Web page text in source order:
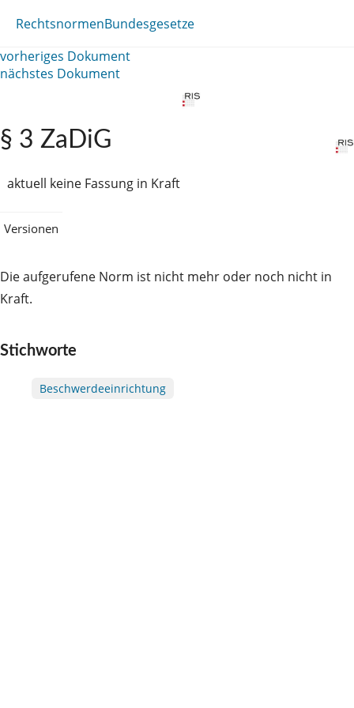
RechtsnormenBundesgesetze
vorheriges Dokument
nächstes Dokument
§ 3 ZaDiG
aktuell keine Fassung in Kraft
Versionen
Die aufgerufene Norm ist nicht mehr oder noch nicht in
Kraft.
Stichworte
Beschwerdeeinrichtung